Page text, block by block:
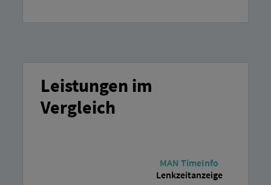
Leistungen im
Vergleich
MAN TimeInfo
Lenkzeitanzeige